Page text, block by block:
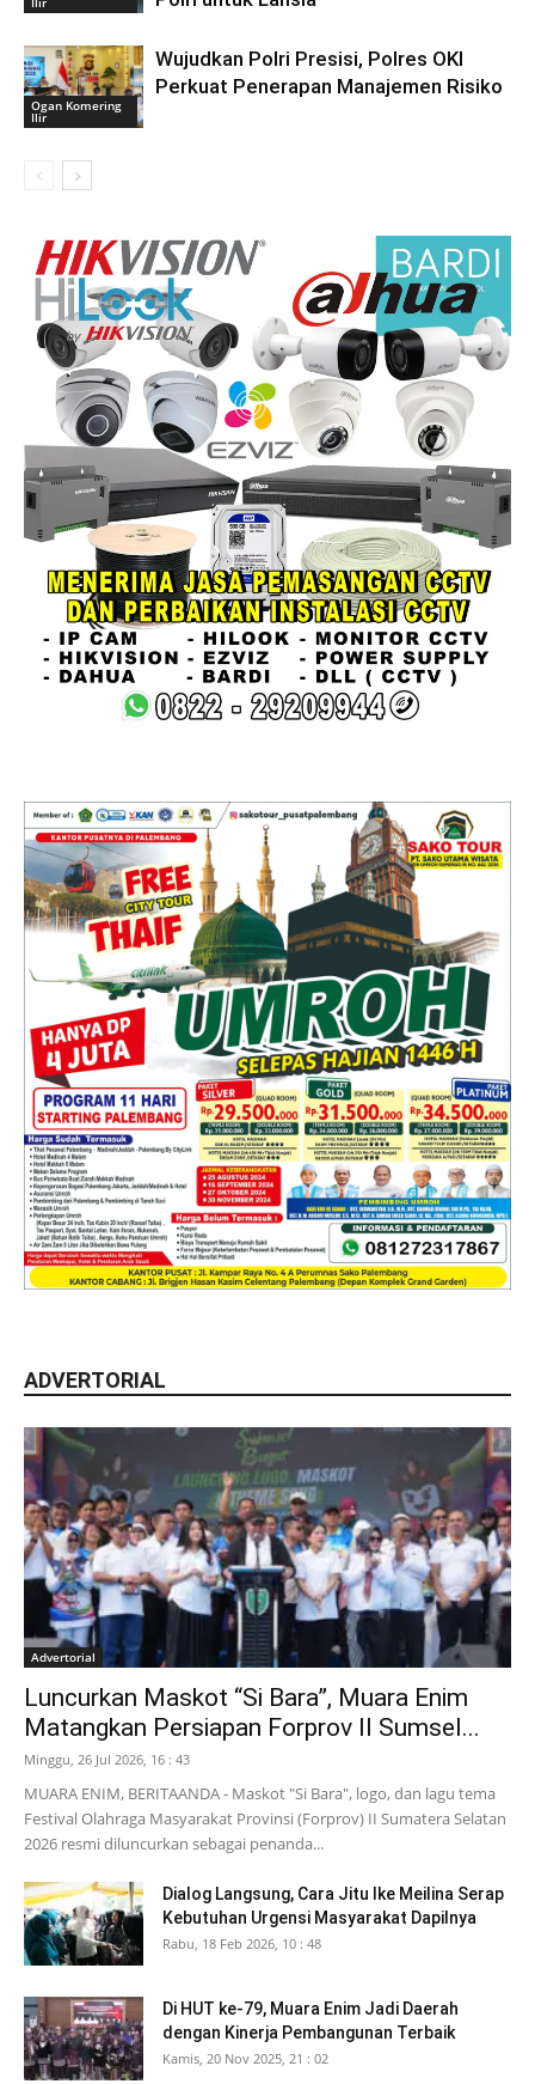
Ogan Komering
Ilir
Wujudkan Polri Presisi, Polres OKI
Perkuat Penerapan Manajemen Risiko
ADVERTORIAL
Advertorial
Luncurkan Maskot “Si Bara”, Muara Enim
Matangkan Persiapan Forprov II Sumsel...
Minggu, 26 Jul 2026, 16 : 43
MUARA ENIM, BERITAANDA - Maskot "Si Bara", logo, dan lagu tema
Festival Olahraga Masyarakat Provinsi (Forprov) II Sumatera Selatan
2026 resmi diluncurkan sebagai penanda...
Dialog Langsung, Cara Jitu Ike Meilina Serap
Kebutuhan Urgensi Masyarakat Dapilnya
Rabu, 18 Feb 2026, 10 : 48
Di HUT ke-79, Muara Enim Jadi Daerah
dengan Kinerja Pembangunan Terbaik
Kamis, 20 Nov 2025, 21 : 02